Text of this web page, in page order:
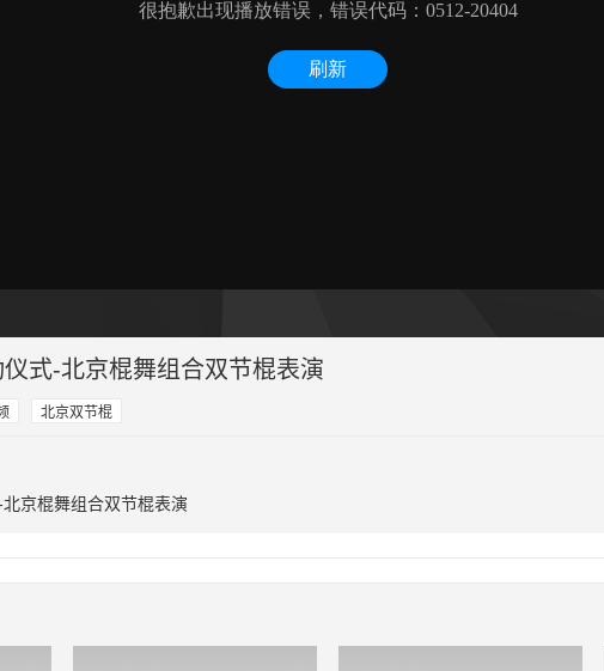
式-北京棍舞组合双节棍表演
北京双节棍
京棍舞组合双节棍表演